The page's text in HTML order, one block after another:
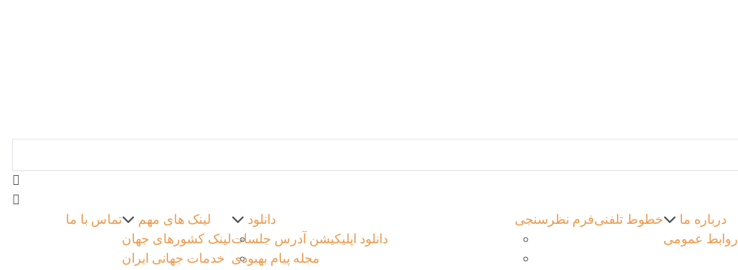
درباره ما
روابط عمومی
خطوط تلفنیفرم نظرسنجی
دانلود
دانلود اپلیکیشن آدرس جلسات
مجله پیام بهبودی
لینک های مهم
لینک کشورهای جهان
خدمات جهانی ایران
تماس با ما